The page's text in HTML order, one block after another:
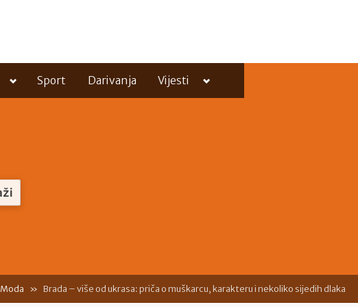
Toggle
menu
Sport Darivanja Vijesti
Toggle
menu
Moda Brada – više od ukrasa: priča o muškarcu, karakteru i nekoliko sijedih dlaka